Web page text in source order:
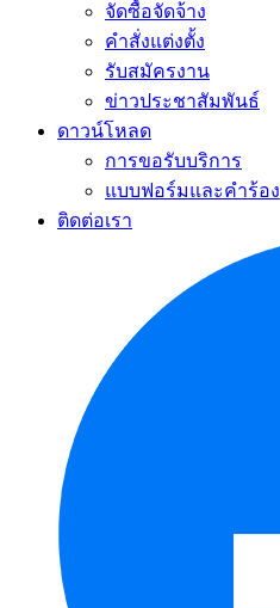
จัดซื้อจัดจ้าง
คำสั่งแต่งตั้ง
รับสมัครงาน
ข่าวประชาสัมพันธ์
ดาวน์โหลด
การขอรับบริการ
แบบฟอร์มและคำร้อง
ติดต่อเรา